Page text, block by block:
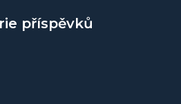
příspěvků